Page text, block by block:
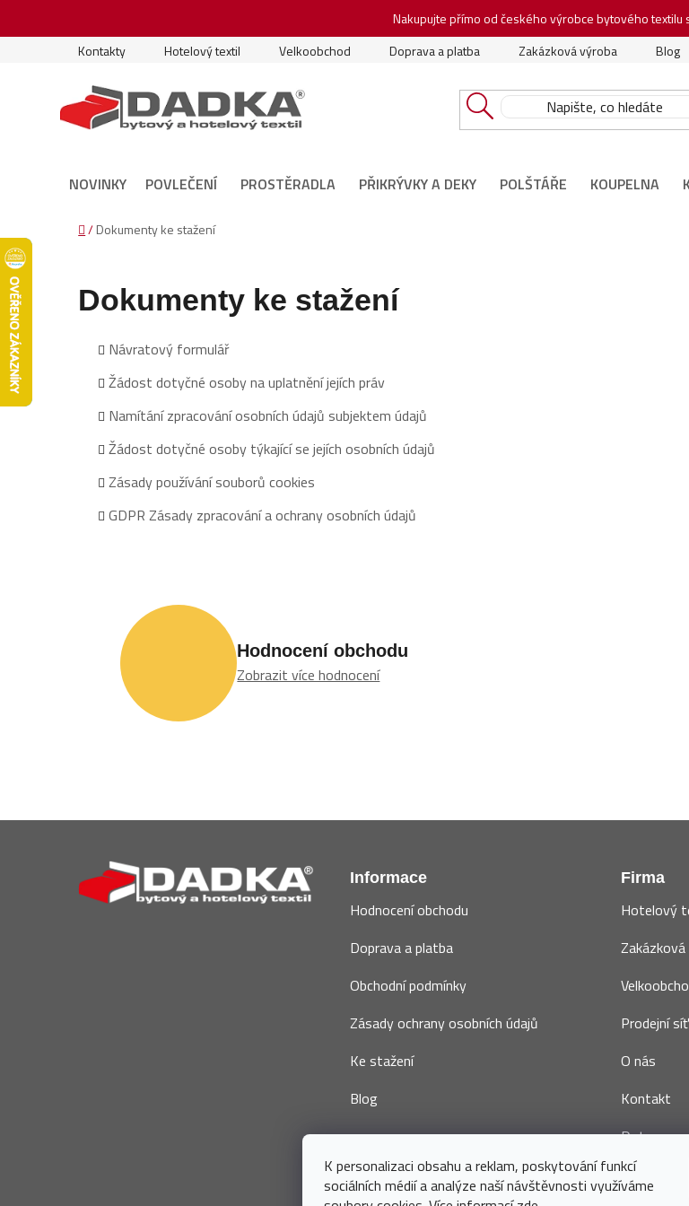
K personalizaci obsahu a reklam, poskytování funkcí
sociálních médií a analýze naší návštěvnosti využíváme
Nakupujte přímo od českého výrobce bytového textilu
Kontakty
Hotelový textil Velkoobchod Doprava a platba Zakázková výroba Blog
NOVINKY POVLEČENÍ PROSTĚRADLA PŘIKRÝVKY A DEKY POLŠTÁŘE KOUPELNA
Domů
/Dokumenty ke stažení
Dokumenty ke stažení
Návratový formulář
Žádost dotyčné osoby na uplatnění jejích práv
Namítání zpracování osobních údajů subjektem údajů
Žádost dotyčné osoby týkající se jejích osobních údajů
Zásady používání souborů cookies
GDPR Zásady zpracování a ochrany osobních údajů
Hodnocení obchodu
Zobrazit více hodnocení
Informace
Hodnocení obchodu
Doprava a platba
Obchodní podmínky
Zásady ochrany osobních údajů
Ke stažení
Blog
Firma
Hotelový
Prodejní síť
O nás
Kontakt
Dotace